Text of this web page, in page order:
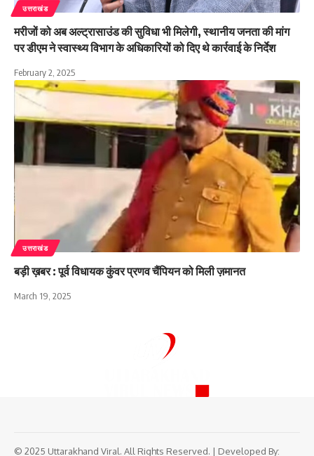
उत्तराखंड
मरीजों को अब अल्ट्रासाउंड की सुविधा भी मिलेगी, स्थानीय जनता की मांग
पर डीएम ने स्वास्थ्य विभाग के अधिकारियों को दिए थे कार्रवाई के निर्देश
February 2, 2025
उत्तराखंड
बड़ी ख़बर : पूर्व विधायक कुंवर प्रणव चैंपियन को मिली ज़मानत
March 19, 2025
© 2025 Uttarakhand Viral. All Rights Reserved. | Developed By: